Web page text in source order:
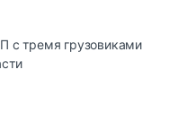
с тремя грузовиками